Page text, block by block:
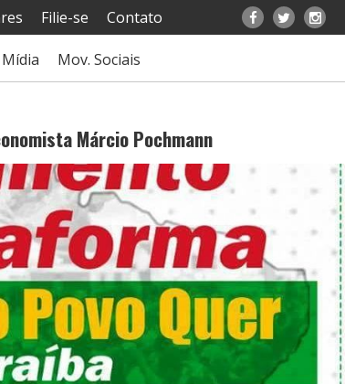
Filie-se Contato
Mídia Mov. Sociais
Márcio Pochmann